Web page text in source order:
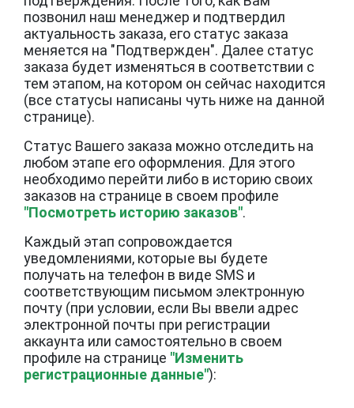
позвонил наш менеджер и подтвердил
актуальность заказа, его статус заказа
меняется на "Подтвержден". Далее статус
заказа будет изменяться в соответствии с
тем этапом, на котором он сейчас находится
(все статусы написаны чуть ниже на данной
странице).
Статус Вашего заказа можно отследить на
любом этапе его оформления. Для этого
необходимо перейти либо в историю своих
заказов на странице в своем профиле
"Посмотреть историю заказов".
Каждый этап сопровождается
уведомлениями, которые вы будете
получать на телефон в виде SMS и
соответствующим письмом электронную
почту (при условии, если Вы ввели адрес
электронной почты при регистрации
аккаунта или самостоятельно в своем
профиле на странице "Изменить
регистрационные данные"):